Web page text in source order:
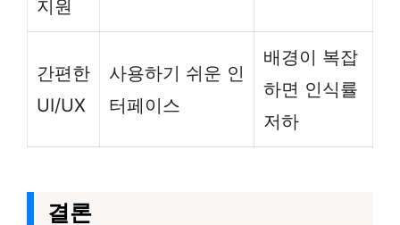
지원
간편한
UI/UX
사용하기 쉬운 인
터페이스
배경이 복잡
하면 인식률
저하
결론